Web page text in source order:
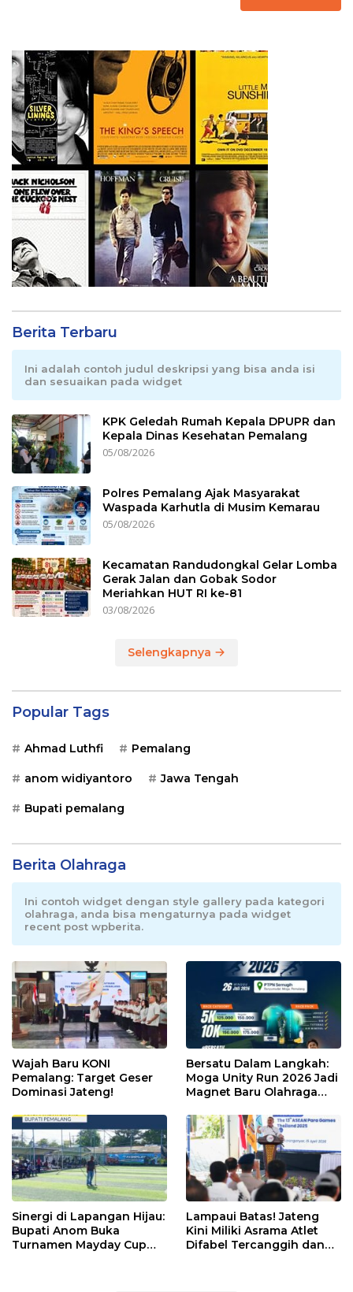
Berita Terbaru
Ini adalah contoh judul deskripsi yang bisa anda isi
dan sesuaikan pada widget
KPK Geledah Rumah Kepala DPUPR dan
Kepala Dinas Kesehatan Pemalang
05/08/2026
Polres Pemalang Ajak Masyarakat
Waspada Karhutla di Musim Kemarau
05/08/2026
Kecamatan Randudongkal Gelar Lomba
Gerak Jalan dan Gobak Sodor
Meriahkan HUT RI ke-81
03/08/2026
Selengkapnya
Popular Tags
Ahmad Luthfi Pemalang
anom widiyantoro Jawa Tengah
Bupati pemalang
Berita Olahraga
Ini contoh widget dengan style gallery pada kategori
olahraga, anda bisa mengaturnya pada widget
recent post wpberita.
Wajah Baru KONI
Pemalang: Target Geser
Dominasi Jateng!
Bersatu Dalam Langkah:
Moga Unity Run 2026 Jadi
Magnet Baru Olahraga
Sinergi di Lapangan Hijau:
Bupati Anom Buka
Turnamen Mayday Cup
Lampaui Batas! Jateng
Kini Miliki Asrama Atlet
Difabel Tercanggih dan